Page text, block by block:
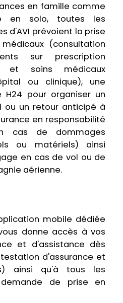
en famille comme
en solo, toutes les
d'AVI prévoient la prise
(consultation
sur prescription
et soins médicaux
ou clinique), une
H24 pour organiser un
ou un retour anticipé à
en responsabilité
cas de dommages
ou matériels) ainsi
en cas de vol ou de
aérienne.
mobile dédiée
donne accès à vos
et d'assistance dès
d'assurance et
ainsi qu'à tous les
de prise en